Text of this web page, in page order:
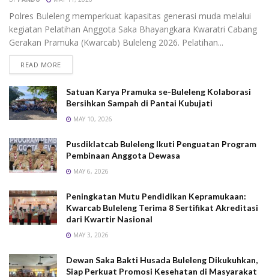
Pelaksanaan Ghanasvati diharapkan mampu menjadi
momentum untuk mempererat persaudaraan
antaranggota Pramuka sekaligus menjadi ruang
aktualisasi generasi muda dalam mengembangkan
kemampuan, kepemimpinan, dan semangat
pengabdian kepada masyarakat.
Dengan semangat kebersamaan dan inovasi, UKM
Pramuka Racana Jelantik Jempiring Undiksha terus
dan berdampak positif bagi dunia kepramukaan.
Tags: kwartir cabang
Polres Buleleng memperkuat kapasitas generasi muda melalui
kegiatan Pelatihan Anggota Saka Bhayangkara Kwaratri Cabang
Gerakan Pramuka (Kwarcab) Buleleng 2026. Pelatihan...
READ MORE
Satuan Karya Pramuka se-Buleleng Kolaborasi
Bersihkan Sampah di Pantai Kubujati
MAY 10, 2026
Pusdiklatcab Buleleng Ikuti Penguatan Program
Pembinaan Anggota Dewasa
MAY 6, 2026
Peningkatan Mutu Pendidikan Kepramukaan:
Kwarcab Buleleng Terima 8 Sertifikat Akreditasi
dari Kwartir Nasional
MAY 3, 2026
Dewan Saka Bakti Husada Buleleng Dikukuhkan,
Siap Perkuat Promosi Kesehatan di Masyarakat